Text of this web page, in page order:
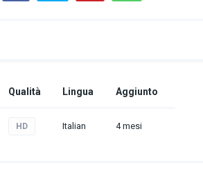
Qualità Lingua Aggiunto
HD Italian 4 mesi